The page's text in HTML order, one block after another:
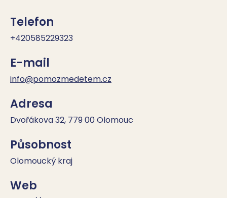
Telefon
+420585229323
E-mail
info@pomozmedetem.cz
Adresa
Dvořákova 32, 779 00 Olomouc
Působnost
Olomoucký kraj
Web